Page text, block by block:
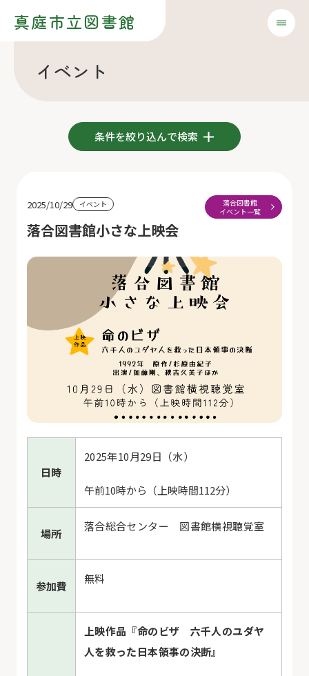
真庭市立図書館
イベント
条件を絞り込んで検索
2025/10/29 イベント
落合図書館小さな上映会
落合図書館
イベント一覧
日時
2025年10月29日（水）
午前10時から（上映時間112分）
場所
落合総合センター 図書館横視聴覚室
参加費
無料
上映作品『命のビザ 六千人のユダヤ
人を救った日本領事の決断』